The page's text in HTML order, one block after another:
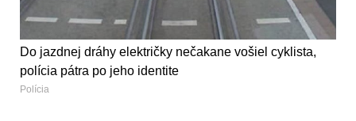
Do jazdnej dráhy električky nečakane vošiel cyklista,
polícia pátra po jeho identite
Polícia